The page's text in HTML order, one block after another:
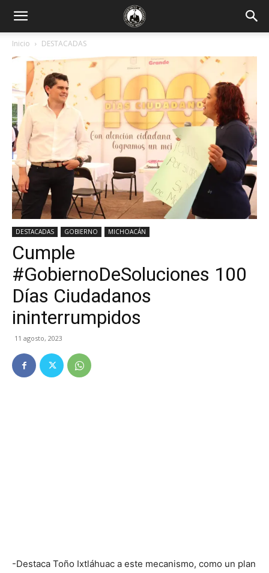
Inicio DESTACADAS
DESTACADAS GOBIERNO MICHOACÁN
Cumple
#GobiernoDeSoluciones 100
Días Ciudadanos
ininterrumpidos
11 agosto, 2023
-Destaca Toño Ixtláhuac a este mecanismo, como un plan